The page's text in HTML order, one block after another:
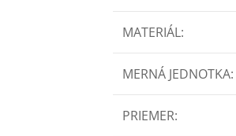
MATERIÁL:
MERNÁ JEDNOTKA:
PRIEMER: